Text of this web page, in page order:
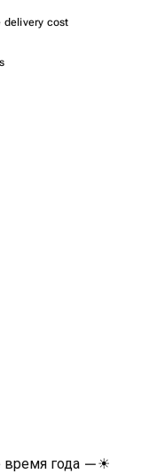
delivery cost
время года —☀